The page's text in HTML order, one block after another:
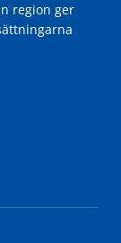
region ger